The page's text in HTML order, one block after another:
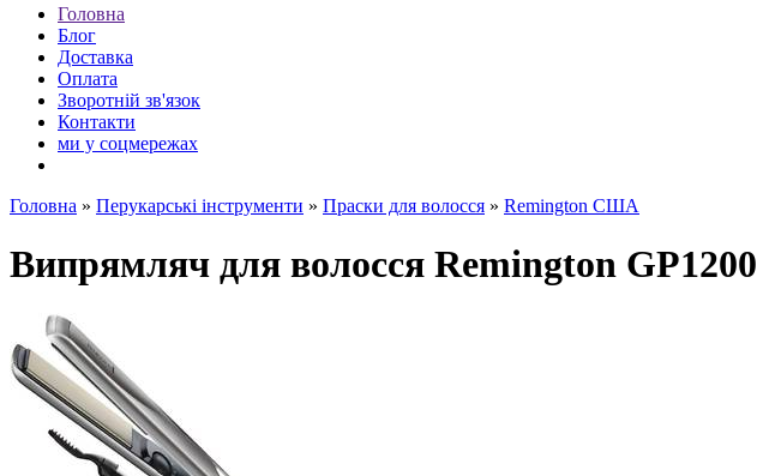
Головна
Блог
Доставка
Оплата
Зворотній зв'язок
Контакти
ми у соцмережах
Головна » Перукарські інструменти » Праски для волосся » Remington США
Випрямляч для волосся Remington GP1200